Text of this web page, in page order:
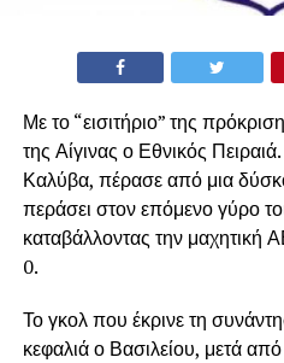
Με το “εισιτήριο” της
της Αίγινας ο Εθνικός
Καλύβα, πέρασε από μια
περάσει στον επόμενο γύρο
καταβάλλοντας την μαχητική
0.
Το γκολ που έκρινε τη
κεφαλιά ο Βασιλείου, μετά